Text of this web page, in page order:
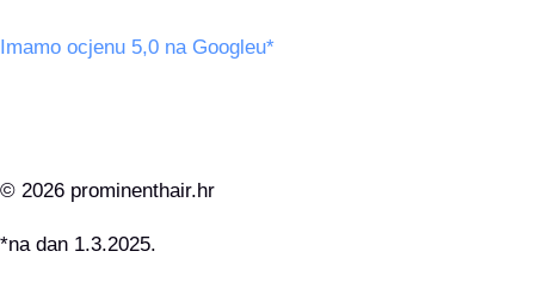
Imamo ocjenu 5,0 na Googleu*
© 2026 prominenthair.hr
*na dan 1.3.2025.